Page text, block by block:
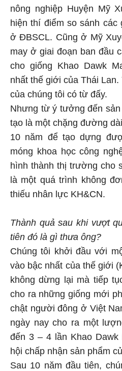
nông nghiệp Huyện Mỹ
hiện thí điểm so sánh
ở ĐBSCL. Cũng ở Mỹ
may ở giai đoạn ban đầu
cho giống Khao Dawk
nhất thế giới của Thái
của chúng tôi có từ đấy.
Nhưng từ ý tưởng đến
tạo là một chặng đường
10 năm để tạo dựng
móng khoa học công
hình thành thị trường cho
là một quá trình không
thiếu nhân lực KH&CN.
Thành quả sau khi vượt
tiên đó là gì thưa ông?
Chúng tôi khởi đầu với
vào bậc nhất của thế giới
không dừng lại mà tiếp
cho ra những giống mới
chật người đông ở Việt
ngày nay cho ra một
đến 3 – 4 lần Khao
hội chấp nhận sản phẩm
Sau 10 năm đầu tiên,